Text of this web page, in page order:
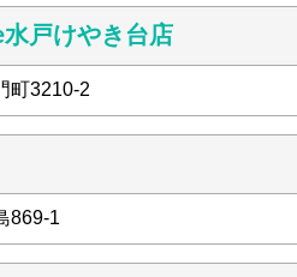
戸けやき台店
町3210-2
869-1